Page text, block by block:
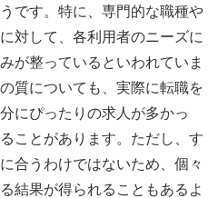
です。特に、専門的な職種や
対して、各利用者のニーズに
が整っているといわれていま
質についても、実際に転職を
にぴったりの求人が多かっ
ことがあります。ただし、す
合うわけではないため、個々
結果が得られることもあるよ